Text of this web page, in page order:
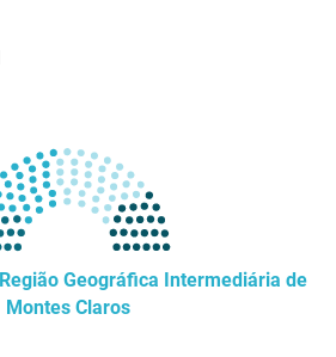
Geográfica Intermediária de
Montes Claros